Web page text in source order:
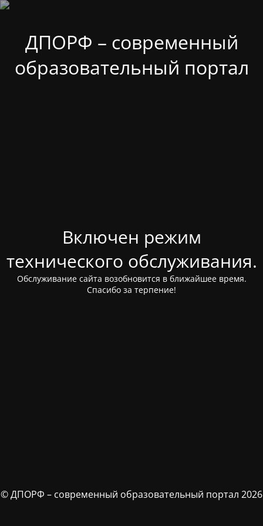
ДПОРФ – современный
образовательный портал
Включен режим
технического обслуживания.
Обслуживание сайта возобновится в ближайшее время.
Спасибо за терпение!
© ДПОРФ – современный образовательный портал 2026